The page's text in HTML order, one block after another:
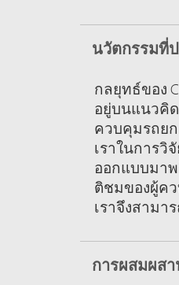
นวัตกรรมที่
กลยุทธ์ของ
อยู่บนแนวคิ
ควบคุมรถย
เราในการ
ออกแบบมา
ติชมของผู้ค
เราจึงสาม
การผสมผส